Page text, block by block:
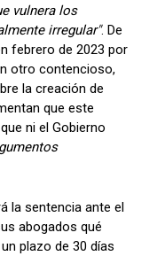
vulnera los
irregular". De
febrero de 2023 por
otro contencioso,
la creación de
que este
ni el Gobierno
la sentencia ante el
abogados qué
plazo de 30 días